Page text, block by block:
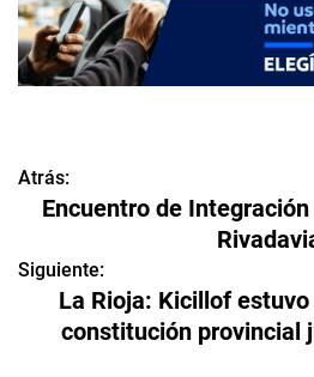
N
v
Atrás:
Encuentro de
Siguiente:
La Rioja: Kicillof
constitución provincial